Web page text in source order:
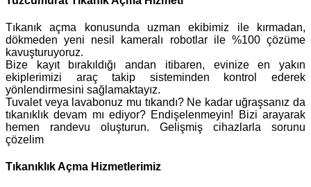
Tıkanık açma konusunda uzman ekibimiz ile kırmadan,
dökmeden yeni nesil kameralı robotlar ile %100 çözüme
kavuşturuyoruz.
Bize kayıt bırakıldığı andan itibaren, evinize en yakın
ekiplerimizi araç takip sisteminden kontrol ederek
yönlendirmesini sağlamaktayız.
Tuvalet veya lavabonuz mu tıkandı? Ne kadar uğraşsanız da
tıkanıklık devam mı ediyor? Endişelenmeyin! Bizi arayarak
hemen randevu oluşturun. Gelişmiş cihazlarla sorunu
çözelim
Tıkanıklık Açma Hizmetlerimiz